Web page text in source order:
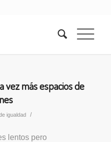
vez más espacios de
igualdad /
lentos pero